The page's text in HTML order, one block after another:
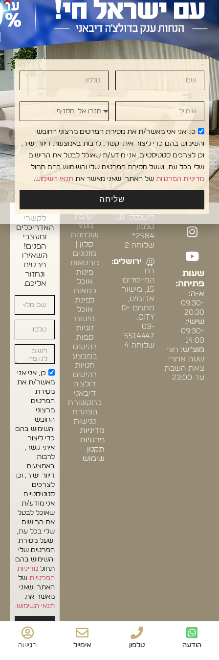
הודעה טלפון אימייל פגישה
DIVANI • DOLCE DIVANI •
עקבו
אחרינו
ברשתות:
שעות
פתיחה:
א-ה:
09:30-
20:30
שישי:
09:30-
14:00
מוצ"ש: חצי
שעה אחרי
צאת השבת
עד 23:00
אולמות
התצוגה:
ראשון
לציון:
רח' יוסף
לישנסקי 18
טלפון
2584*
שלוחה 2
ירושלים:
רח'
המייסדים
15, מישור
אדומים,
מתחם D-
CITY.
03-
5514447
שלוחה 4
מפת אתר
ריהוט
לבית
ישיבה
מעור
שולחנות
סלון |
מזנונים
כורסאות
פינות
אוכל
כסאות
לפינת
אוכל
מיטות
זוגיות
ספות
רהיטים
במבצע
חנויות
רהיטים
דולצ'ה
דיבאני
בתקשורת
הצהרת
נגישות
מדיניות
פרטיות
תקנון
שימוש
אדריכלים
ומעצבי
פנים?
להצטרף
לקשרי
האדריכלים
ומעצבי
הפנים!
השאירו
פרטים
ונחזור
אליכם.
כן, אני אני
מאשר/ת את
מסירת
הפרטים
מרצוני
החופשי
והשימוש בהם
כדי ליצור
איתי קשר,
לרבות
באמצעות
דיוור ישיר, וכן
לצרכים
סטטיסטיים.
אני מודע/ת
שאוכל לבטל
את הרישום
שלי בכל עת,
ושעל מסירת
הפרטים שלי
והשימוש בהם
תחול מדיניות
הפרטיות של
האתר ושאני
מאשר את
תנאי השימוש.
שליחה
כן, אני אני מאשר/ת את מסירת הפרטים מרצוני החופשי
והשימוש בהם כדי ליצור איתי קשר, לרבות באמצעות דיוור ישיר,
וכן לצרכים סטטיסטיים. אני מודע/ת שאוכל לבטל את הרישום
שלי בכל עת, ושעל מסירת הפרטים שלי והשימוש בהם תחול
מדיניות הפרטיות של האתר ושאני מאשר את תנאי השימוש.
שליחה